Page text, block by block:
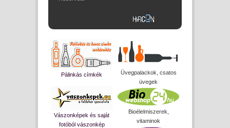
Pálinkás címkék
Üvegpalackok, csatos
üvegek
Vászonképek és saját
fotóból vászonkép
Bioélelmiszerek,
vitaminok